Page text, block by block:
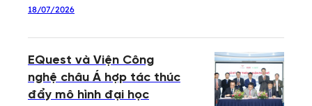
18/07/2026
EQuest và Viện Công
nghệ châu Á hợp tác thúc
đẩy mô hình đại học